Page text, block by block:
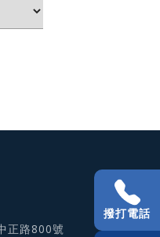
正路800號
撥打電話